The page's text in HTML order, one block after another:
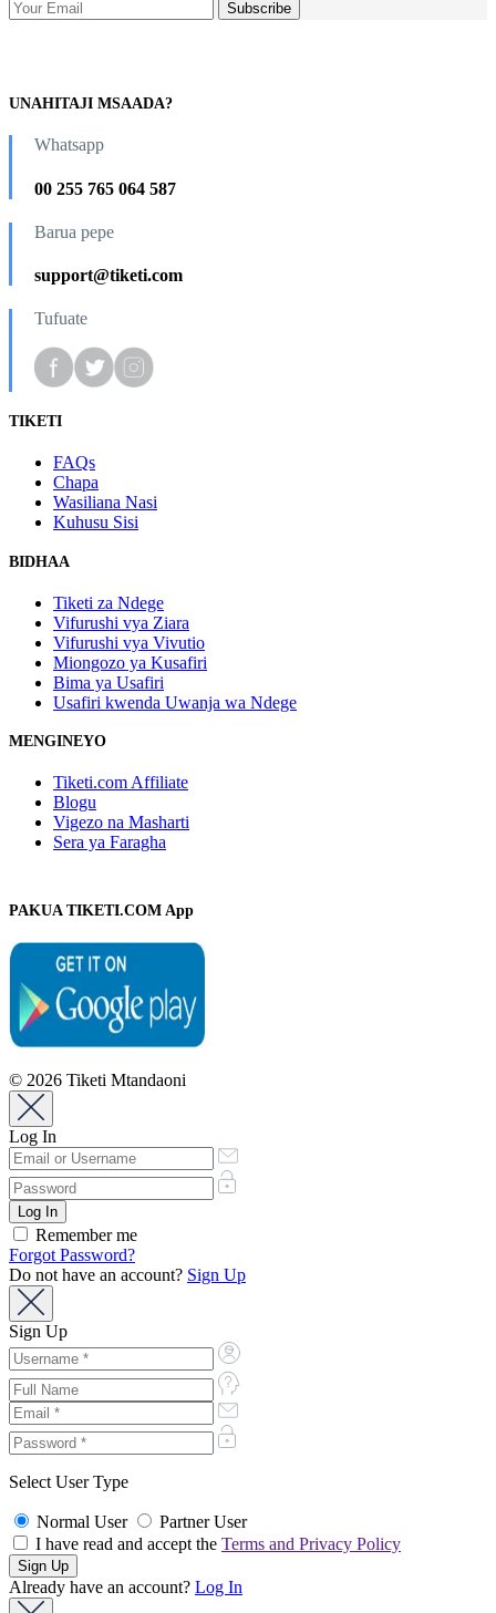
UNAHITAJI MSAADA?
Whatsapp
00 255 765 064 587
Barua pepe
support@tiketi.com
Tufuate
TIKETI
FAQs
Chapa
Wasiliana Nasi
Kuhusu Sisi
BIDHAA
Tiketi za Ndege
Vifurushi vya Ziara
Vifurushi vya Vivutio
Miongozo ya Kusafiri
Bima ya Usafiri
Usafiri kwenda Uwanja wa Ndege
MENGINEYO
Tiketi.com Affiliate
Blogu
Vigezo na Masharti
Sera ya Faragha
PAKUA TIKETI.COM App
© 2026 Tiketi Mtandaoni
Log In
Remember me
Forgot Password?
Do not have an account? Sign Up
Sign Up
Select User Type
Normal User
Partner User
I have read and accept the Terms and Privacy Policy
Already have an account? Log In